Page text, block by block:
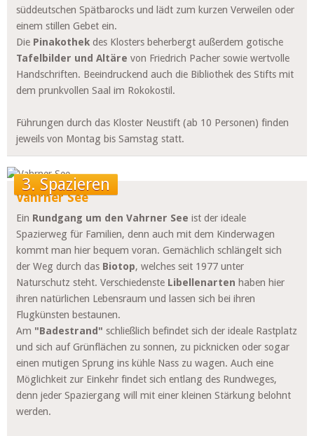
süddeutschen Spätbarocks und lädt zum kurzen Verweilen oder
einem stillen Gebet ein.
Die Pinakothek des Klosters beherbergt außerdem gotische
Tafelbilder und Altäre von Friedrich Pacher sowie wertvolle
Handschriften. Beeindruckend auch die Bibliothek des Stifts mit
dem prunkvollen Saal im Rokokostil.
Führungen durch das Kloster Neustift (ab 10 Personen) finden
jeweils von Montag bis Samstag statt.
3. Spazieren
Vahrner See
Ein Rundgang um den Vahrner See ist der ideale
Spazierweg für Familien, denn auch mit dem Kinderwagen
kommt man hier bequem voran. Gemächlich schlängelt sich
der Weg durch das Biotop, welches seit 1977 unter
Naturschutz steht. Verschiedenste Libellenarten haben hier
ihren natürlichen Lebensraum und lassen sich bei ihren
Flugkünsten bestaunen.
Am "Badestrand" schließlich befindet sich der ideale Rastplatz
und sich auf Grünflächen zu sonnen, zu picknicken oder sogar
einen mutigen Sprung ins kühle Nass zu wagen. Auch eine
Möglichkeit zur Einkehr findet sich entlang des Rundweges,
denn jeder Spaziergang will mit einer kleinen Stärkung belohnt
werden.